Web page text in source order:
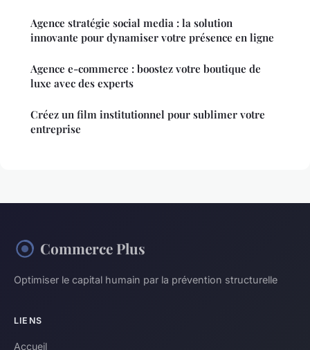
Agence stratégie social media : la solution
innovante pour dynamiser votre présence en ligne
Agence e-commerce : boostez votre boutique de
luxe avec des experts
Créez un film institutionnel pour sublimer votre
entreprise
Commerce Plus
Optimiser le capital humain par la prévention structurelle
LIENS
Accueil